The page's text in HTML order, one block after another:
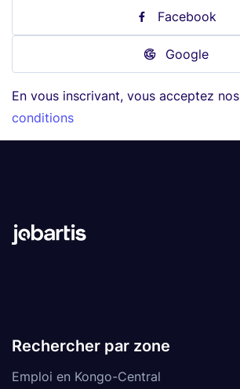
Facebook
Google
En vous inscrivant, vous acceptez nos
conditions
Rechercher par zone
Emploi en Kongo-Central